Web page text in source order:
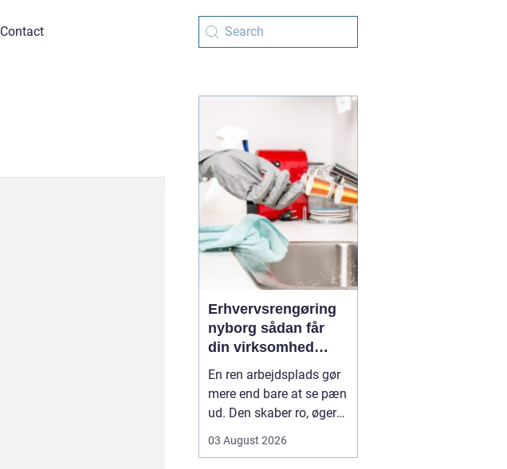
Contact
Erhvervsrengøring
nyborg sådan får
din virksomhed
mere tid og bedre
rammer
En ren arbejdsplads gør
mere end bare at se pæn
ud. Den skaber ro, øger
et mere professionelt
03 August 2026